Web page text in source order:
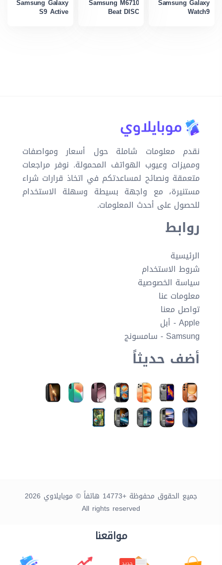
Samsung Galaxy
Watch9
Samsung M6710
Beat DISC
Samsung Galaxy
S9 Active
نقدم معلومات شاملة حول أسعار ومواصفات
ومميزات وعيوب الهواتف المحمولة. نوفر مراجعات
متعمقة ونصائح لمساعدتكم في اتخاذ قرارات شراء
مستنيرة، مع واجهة بسيطة وسهلة الاستخدام
للحصول على أحدث المعلومات.
روابط
الرئيسية
شروط الاستخدام
سياسة الخصوصية
معلومات عنا
تواصل معنا
Apple - أبل
Samsung - سامسونج
أضف حديثاً
جميع الحقوق محفوظة +14773 هاتفاً © موبايلاوي 2026
All rights reserved